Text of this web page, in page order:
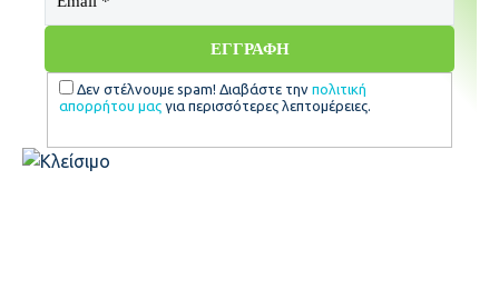
Δεν στέλνουμε spam! Διαβάστε την πολιτική
απορρήτου μας για περισσότερες λεπτομέρειες.